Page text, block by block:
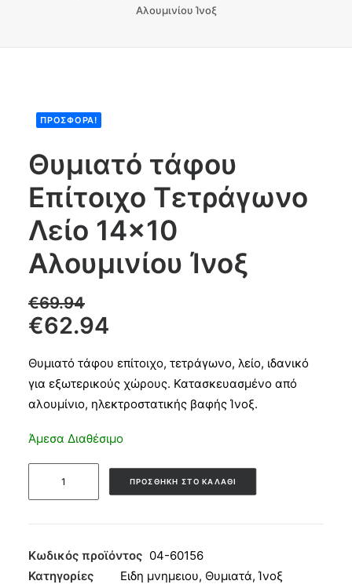
ΚΑΛΛΙΤΕΧΝΙΚΕΣ ΑΚΙΔΕΣ
search
CART
Αλουμινίου Ίνοξ
ΠΡΟΣΦΟΡΆ!
Θυμιατό τάφου
Επίτοιχο Τετράγωνο
Λείο 14×10
Αλουμινίου Ίνοξ
€69.94
€62.94
Θυμιατό τάφου επίτοιχο, τετράγωνο, λείο, ιδανικό
για εξωτερικούς χώρους. Κατασκευασμένο από
αλουμίνιο, ηλεκτροστατικής βαφής Ίνοξ.
Άμεσα Διαθέσιμο
Λείο
14x10
ΠΡΟΣΘΉΚΗ ΣΤΟ ΚΑΛΆΘΙ
Κωδικός προϊόντος 04-60156
Κατηγορίες
Ειδη μνημειου, Θυμιατά, Ίνοξ